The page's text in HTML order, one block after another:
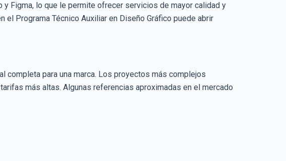
Figma, lo que le permite ofrecer servicios de mayor calidad y
Programa Técnico Auxiliar en Diseño Gráfico puede abrir
para una marca. Los proyectos más complejos
más altas. Algunas referencias aproximadas en el mercado